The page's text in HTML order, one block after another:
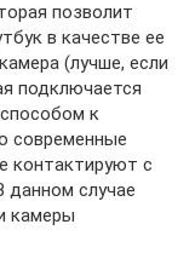
позволит
в качестве ее
(лучше, если
подключается
к
современные
контактируют с
случае
камеры